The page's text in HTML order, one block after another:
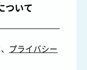
ついて
プライバシー